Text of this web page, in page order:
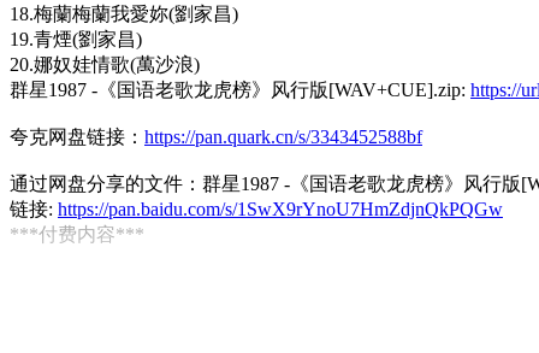
18.梅蘭梅蘭我愛妳(劉家昌)
19.青煙(劉家昌)
20.娜奴娃情歌(萬沙浪)
群星1987 -《国语老歌龙虎榜》风行版[WAV+CUE].zip: https://
夸克网盘链接： https://pan.quark.cn/s/3343452588bf
通过网盘分享的文件：群星1987 -《国语老歌龙虎榜》风行版
链接: https://pan.baidu.com/s/1SwX9rYnoU7HmZdjnQkPQGw
***付费内容***